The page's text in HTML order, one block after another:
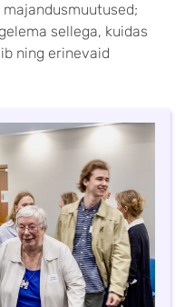
sellega, kuidas
ning erinevaid